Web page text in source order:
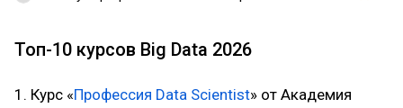
Топ-10 курсов Big Data 2026
1. Курс «Профессия Data Scientist» от Академия